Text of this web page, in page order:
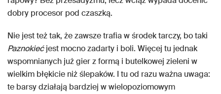
dobry procesor pod czaszką.
Nie jest też tak, że zawsze trafia w środek tarczy, bo taki
Paznokiećjest mocno zadarty i boli. Więcej tu jednak
wspomnianych już gier z formą i butelkowej zieleni w
wielkim błękicie niż ślepaków. I tu od razu ważna uwaga:
te barsy działają bardziej w wielopoziomowym